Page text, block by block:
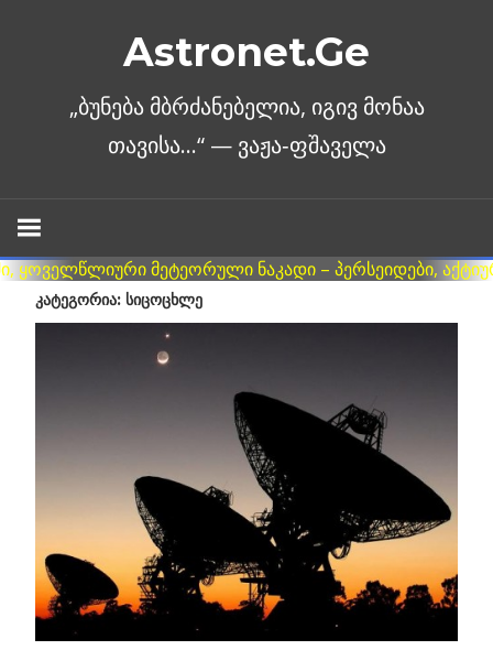
Astronet.Ge
ᲙᲐᲢᲔᲒᲝᲠᲘᲐ: ᲡᲘᲪᲝᲪᲮᲚᲔ